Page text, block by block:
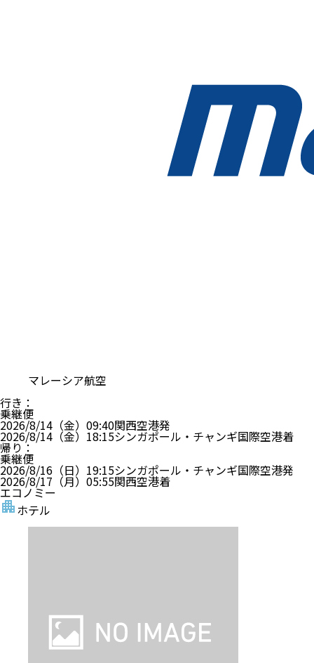
マレーシア航空
行き ：
乗継便
2026/8/14（金） 09:40関西空港発
2026/8/14（金） 18:15シンガポール・チャンギ国際空港着
帰り ：
乗継便
2026/8/16（日） 19:15シンガポール・チャンギ国際空港発
2026/8/17（月） 05:55関西空港着
エコノミー
ホテル